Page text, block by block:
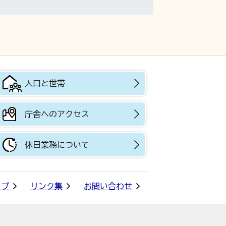
人口と世帯
庁舎へのアクセス
休日業務について
リンク集 お問い合わせ